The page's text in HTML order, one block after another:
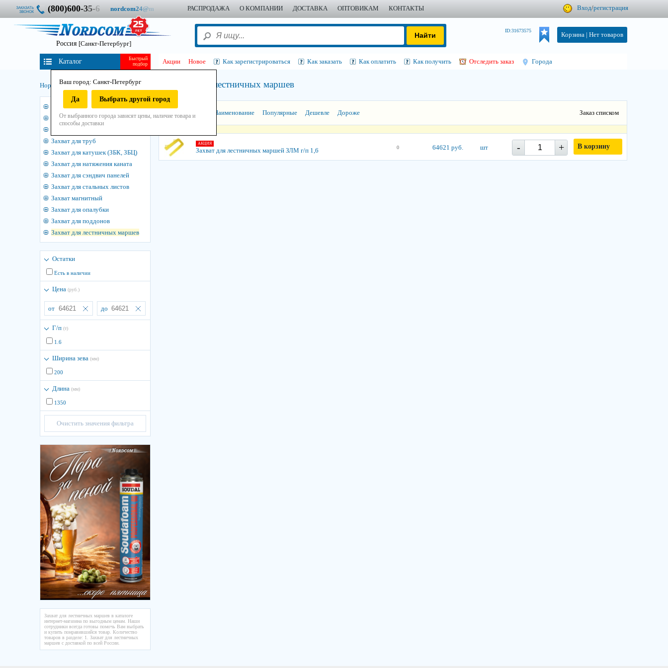
(800)600-35-6 nordcom24@m РАСПРОДАЖА О КОМПАНИИ ДОСТАВКА ОПТОВИКАМ КОНТАКТЫ Вход/регистрация
Россия [Санкт-Петербург]
Ваш город: Санкт-Петербург
Да Выбрать другой город
От выбранного города зависят цены, наличие товара и
способы доставки
Корзина | Нет товаров
ID:31673575
Быстрый
подбор
Каталог Акции Новое Как зарегистрироваться Как заказать Как оплатить Как получить Отследить заказ Города
Нордком/Такелаж/ Грузоподъёмный Захват для лестничных маршев
Захват для бордюра
Захват для бетонных колец
Захват для труб
Захват для катушек (ЗБК, ЗБЦ)
Захват для натяжения каната
Захват для сэндвич панелей
Захват для стальных листов
Захват магнитный
Захват для опалубки
Захват для поддонов
Захват для лестничных маршев
Остатки
Есть в наличии
Цена (руб.)
от до
Г/п (т)
1.6
Ширина зева (мм)
200
Длина (мм)
1350
Очистить значения фильтра
Захват для лестничных маршев в каталоге
интернет-магазина по выгодным ценам. Наши
сотрудники всегда готовы помочь Вам выбрать
и купить понравившийся товар. Количество
товаров в разделе: 1. Захват для лестничных
маршев с доставкой по всей России.
3
Наименование Популярные Дешевле Дороже Заказ списком
АКЦИЯ
Захват для лестничных маршей ЗЛМ г/п 1,6 0 64621 руб. шт - + В корзину